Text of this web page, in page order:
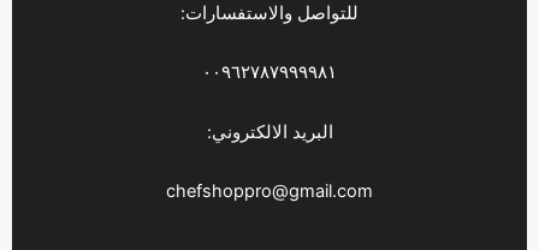
للتواصل والاستفسارات:
٠٠٩٦٢٧٨٧٩٩٩٩٨١
البريد الالكتروني:
chefshoppro@gmail.com